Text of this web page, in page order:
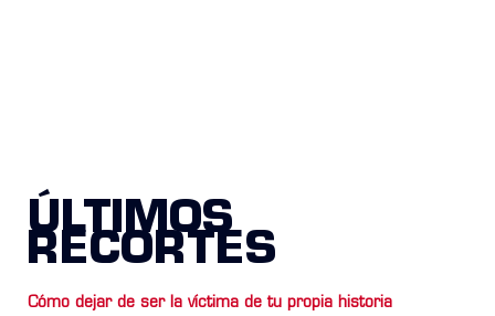
ÚLTIMOS
RECORTES
Cómo dejar de ser la víctima de tu propia historia